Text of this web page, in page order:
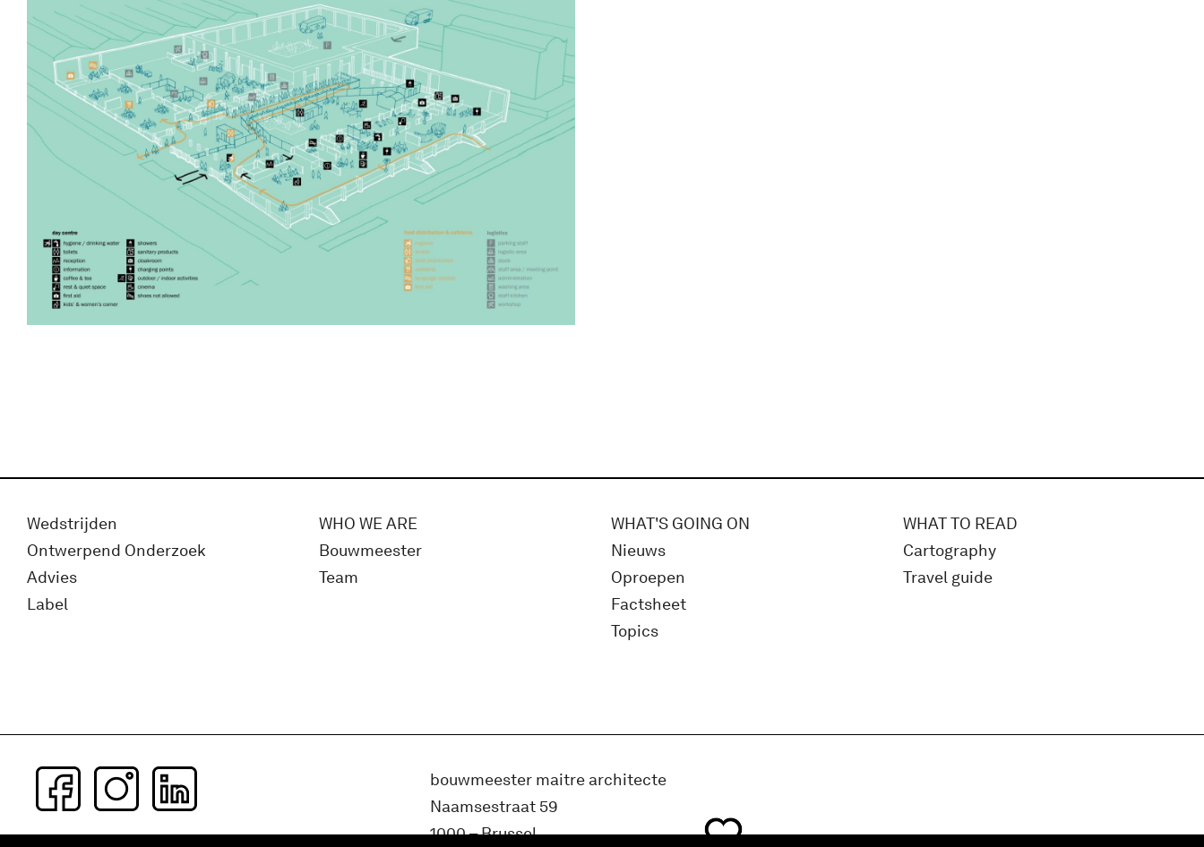
Wedstrijden
Ontwerpend Onderzoek
Advies
Label
WHO WE ARE
Bouwmeester
Team
WHAT'S GOING ON
Nieuws
Oproepen
Factsheet
Topics
WHAT TO READ
Cartography
Travel guide
Subscribe to our newsletter
bouwmeester maitre architecte
Naamsestraat 59
1000 – Brussel